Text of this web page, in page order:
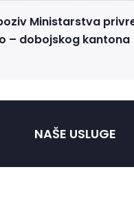
Ministarstva
– dobojskog kantona
NAŠE USLUGE